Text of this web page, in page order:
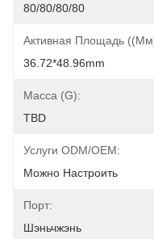
80/80/80/80
Активная Площадь
36.72*48.96mm
Масса (G):
TBD
Услуги ODM/OEM:
Можно Настроить
Порт:
Шэньчжэнь